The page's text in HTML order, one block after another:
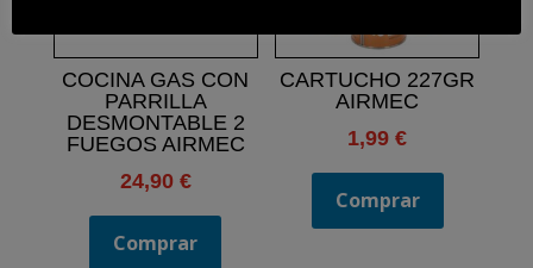
COCINA GAS CON
PARRILLA
DESMONTABLE 2
FUEGOS AIRMEC
24,90 €
Comprar
CARTUCHO 227GR
AIRMEC
1,99€
Comprar